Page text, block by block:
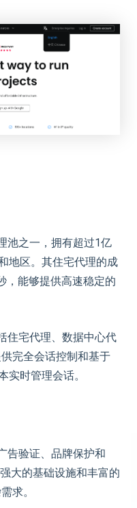
池之一，拥有超过1亿
地区。其住宅代理的成
，能够提供高速稳定的
住宅代理、数据中心代
完全会话控制和基于
实时管理会话。
告验证、品牌保护和
大的基础设施和丰富的
求。